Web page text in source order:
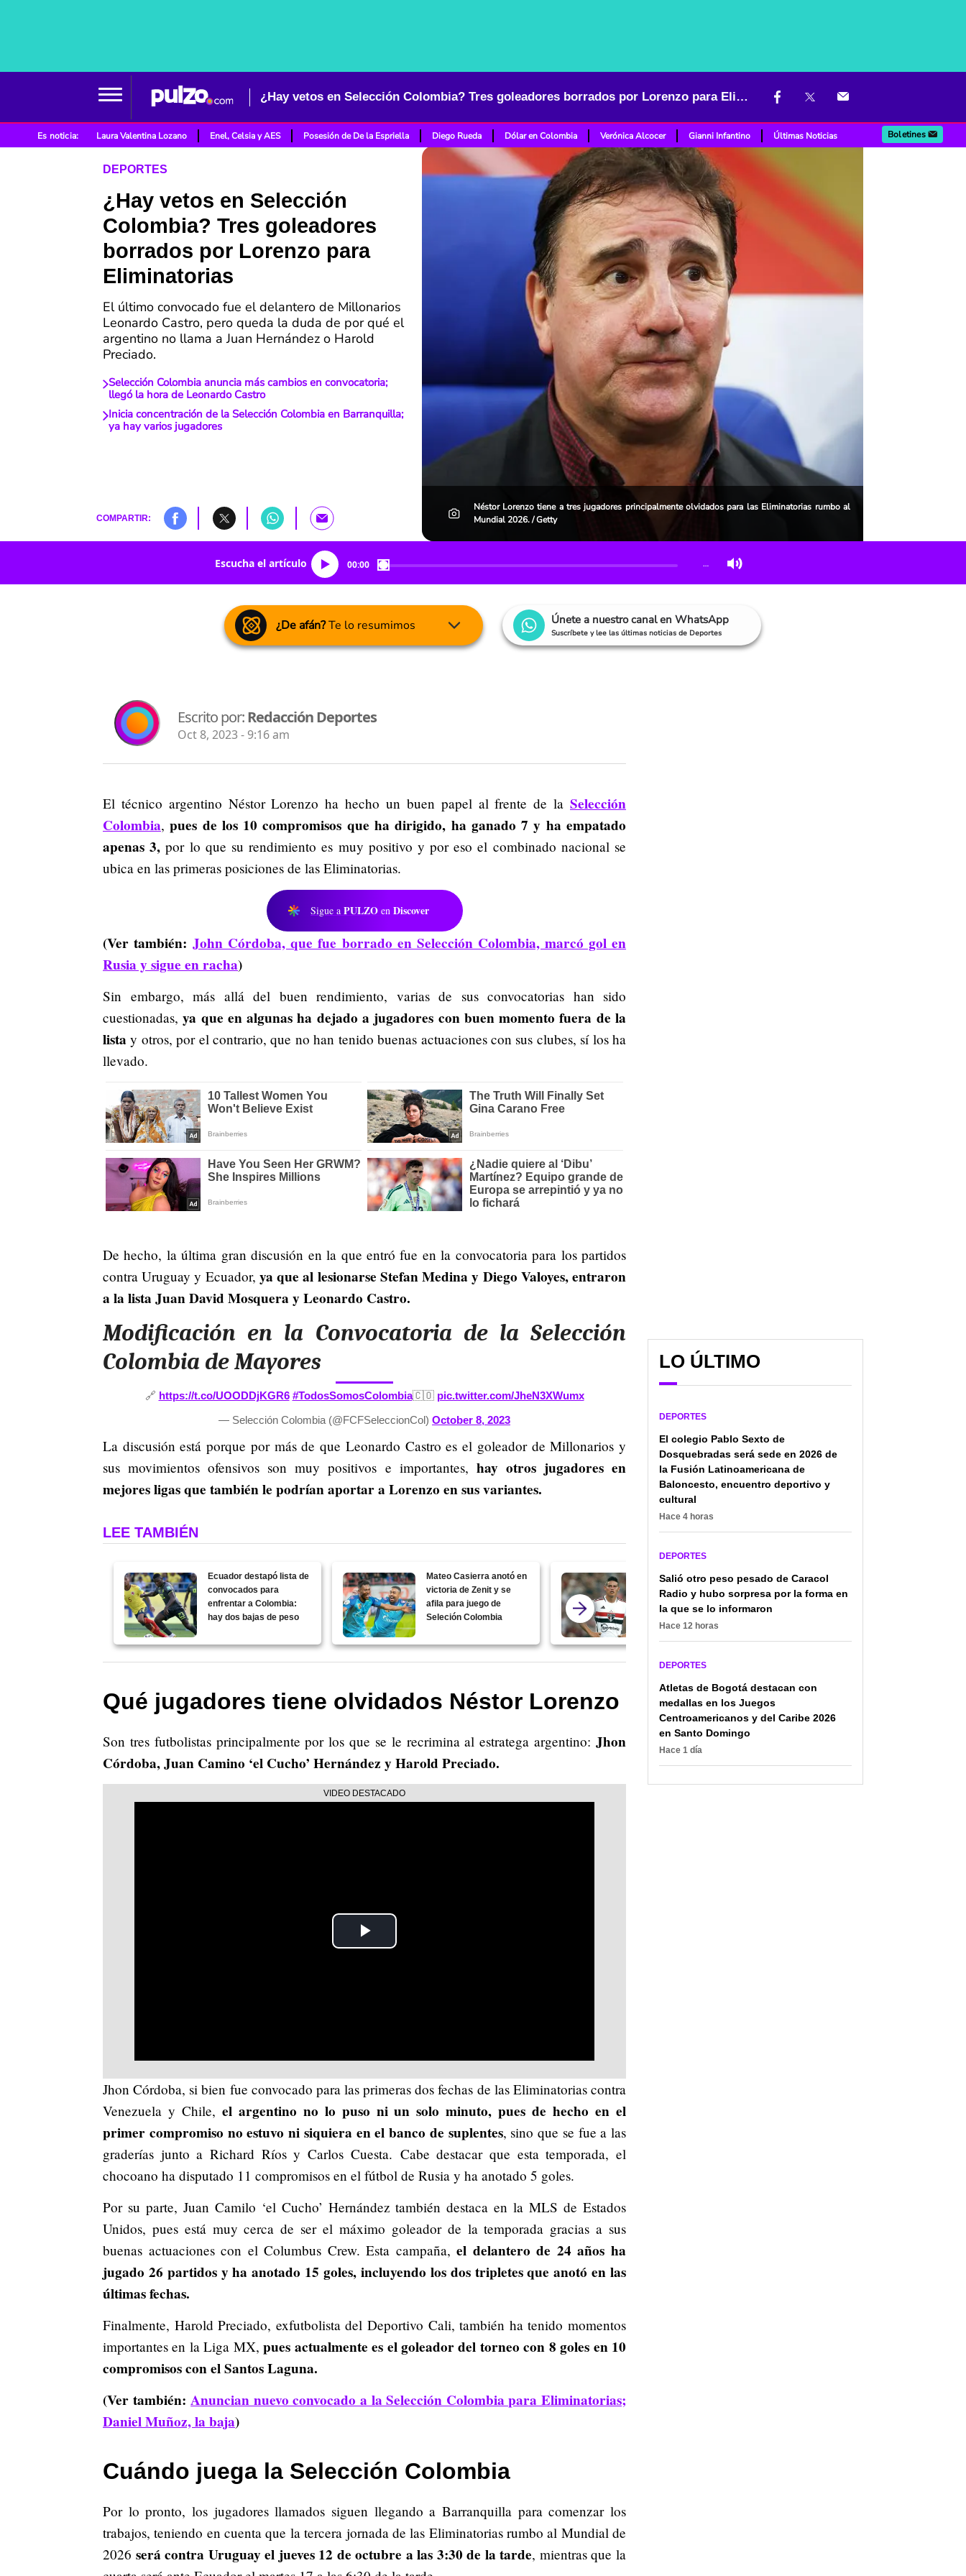
¿Hay vetos en Selección Colombia? Tres goleadores borrados por Lorenzo para Eliminatorias
Es noticia: Laura Valentina Lozano Enel, Celsia y AES Posesión de De la Espriella Diego Rueda Dólar en Colombia Verónica Alcocer Gianni Infantino Últimas Noticias Boletines
DEPORTES
¿Hay vetos en Selección
Colombia? Tres goleadores
borrados por Lorenzo para
Eliminatorias
El último convocado fue el delantero de Millonarios
Leonardo Castro, pero queda la duda de por qué el
argentino no llama a Juan Hernández o Harold
Preciado.
Selección Colombia anuncia más cambios en convocatoria;
llegó la hora de Leonardo Castro
Inicia concentración de la Selección Colombia en Barranquilla;
ya hay varios jugadores
COMPARTIR:
Néstor Lorenzo tiene a tres jugadores principalmente olvidados para las Eliminatorias rumbo al
Mundial 2026. / Getty
Escucha el artículo 00:00 …
¿De afán?Te lo resumimos Únete a nuestro canal en WhatsApp
Suscríbete y lee las últimas noticias de Deportes
Escrito por:Redacción Deportes
Oct 8, 2023 - 9:16 am
El técnico argentino Néstor Lorenzo ha hecho un buen papel al frente de la Selección
Colombia,pues de los 10 compromisos que ha dirigido, ha ganado 7 y ha empatado
apenas 3, por lo que su rendimiento es muy positivo y por eso el combinado nacional se
ubica en las primeras posiciones de las Eliminatorias.
Sigue a PULZO en Discover
(Ver también:John Córdoba, que fue borrado en Selección Colombia, marcó gol en
Rusia y sigue en racha)
Sin embargo, más allá del buen rendimiento, varias de sus convocatorias han sido
cuestionadas,ya que en algunas ha dejado a jugadores con buen momento fuera de la
lista y otros, por el contrario, que no han tenido buenas actuaciones con sus clubes, sí los ha
llevado.
De hecho, la última gran discusión en la que entró fue en la convocatoria para los partidos
contra Uruguay y Ecuador, ya que al lesionarse Stefan Medina y Diego Valoyes, entraron
a la lista Juan David Mosquera y Leonardo Castro.
Modificación en la Convocatoria de la Selección
Colombia de Mayores
🔗 https://t.co/UOODDjKGR6 #TodosSomosColombia🇨🇴 pic.twitter.com/JheN3XWumx
— Selección Colombia (@FCFSeleccionCol) October 8, 2023
La discusión está porque por más de que Leonardo Castro es el goleador de Millonarios y
sus movimientos ofensivos son muy positivos e importantes, hay otros jugadores en
mejores ligas que también le podrían aportar a Lorenzo en sus variantes.
LEE TAMBIÉN
Ecuador destapó lista de
convocados para
enfrentar a Colombia:
hay dos bajas de peso
Mateo Casierra anotó en
victoria de Zenit y se
afila para juego de
Seleción Colombia
James se comió gol
insólito antes de unirse a
la Selección Colombia;
le llueven críticas
Qué jugadores tiene olvidados Néstor Lorenzo
Son tres futbolistas principalmente por los que se le recrimina al estratega argentino: Jhon
Córdoba, Juan Camino ‘el Cucho’ Hernández y Harold Preciado.
Play
Jhon Córdoba, si bien fue convocado para las primeras dos fechas de las Eliminatorias contra
Venezuela y Chile, el argentino no lo puso ni un solo minuto, pues de hecho en el
primer compromiso no estuvo ni siquiera en el banco de suplentes, sino que se fue a las
graderías junto a Richard Ríos y Carlos Cuesta. Cabe destacar que esta temporada, el
chocoano ha disputado 11 compromisos en el fútbol de Rusia y ha anotado 5 goles.
Por su parte, Juan Camilo ‘el Cucho’ Hernández también destaca en la MLS de Estados
Unidos, pues está muy cerca de ser el máximo goleador de la temporada gracias a sus
buenas actuaciones con el Columbus Crew. Esta campaña, el delantero de 24 años ha
jugado 26 partidos y ha anotado 15 goles, incluyendo los dos tripletes que anotó en las
últimas fechas.
Finalmente, Harold Preciado, exfutbolista del Deportivo Cali, también ha tenido momentos
importantes en la Liga MX,pues actualmente es el goleador del torneo con 8 goles en 10
compromisos con el Santos Laguna.
(Ver también:Anuncian nuevo convocado a la Selección Colombia para Eliminatorias;
Daniel Muñoz, la baja)
Cuándo juega la Selección Colombia
Por lo pronto, los jugadores llamados siguen llegando a Barranquilla para comenzar los
trabajos, teniendo en cuenta que la tercera jornada de las Eliminatorias rumbo al Mundial de
2026 será contra Uruguay el jueves 12 de octubre a las 3:30 de la tarde, mientras que la
LO ÚLTIMO
DEPORTES
El colegio Pablo Sexto de
Dosquebradas será sede en 2026 de
la Fusión Latinoamericana de
Baloncesto, encuentro deportivo y
cultural
Hace 4 horas
DEPORTES
Salió otro peso pesado de Caracol
Radio y hubo sorpresa por la forma en
la que se lo informaron
Hace 12 horas
DEPORTES
Atletas de Bogotá destacan con
medallas en los Juegos
Centroamericanos y del Caribe 2026
en Santo Domingo
Hace 1 día